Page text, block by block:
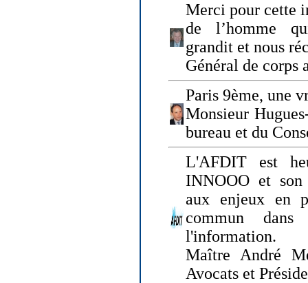
Merci pour cette
de l’homme
grandit et nous
Général de corps
Paris 9ème, une
Monsieur
bureau et du
L'AFDIT est
INNOOO et
aux enjeux en
commun
l'information.
Maître André
Avocats et